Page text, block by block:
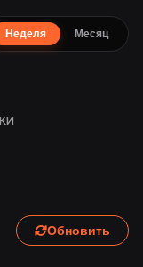
Неделя Месяц
Обновить